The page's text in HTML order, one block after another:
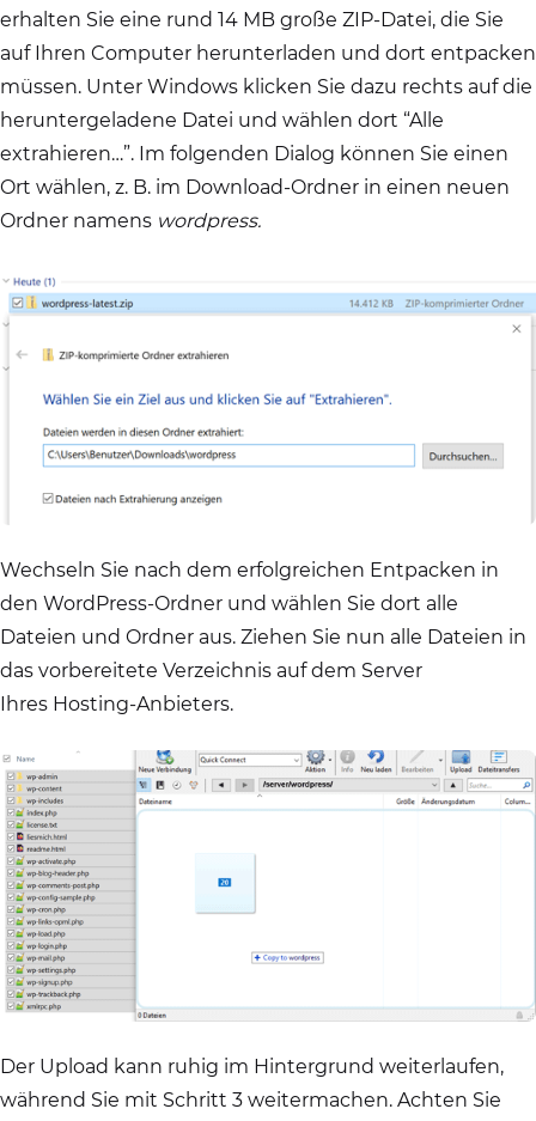
erhalten Sie eine rund 14 MB große ZIP-Datei, die Sie
auf Ihren Computer herunterladen und dort entpacken
müssen. Unter Windows klicken Sie dazu rechts auf die
heruntergeladene Datei und wählen dort “Alle
extrahieren…”. Im folgenden Dialog können Sie einen
Ort wählen, z. B. im Download-Ordner in einen neuen
Ordner namens wordpress.
Wechseln Sie nach dem erfolgreichen Entpacken in
den WordPress-Ordner und wählen Sie dort alle
Dateien und Ordner aus. Ziehen Sie nun alle Dateien in
das vorbereitete Verzeichnis auf dem Server
Ihres Hosting-Anbieters.
Der Upload kann ruhig im Hintergrund weiterlaufen,
während Sie mit Schritt 3 weitermachen. Achten Sie